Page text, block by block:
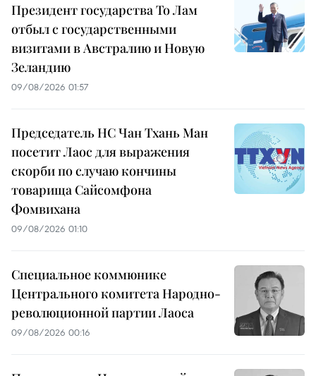
Президент государства То Лам
отбыл с государственными
визитами в Австралию и Новую
Зеландию
09/08/2026 01:57
Председатель НС Чан Тхань Ман
посетит Лаос для выражения
скорби по случаю кончины
товарища Сайсомфона
Фомвихана
09/08/2026 01:10
Специальное коммюнике
Центрального комитета Народно-
революционной партии Лаоса
09/08/2026 00:16